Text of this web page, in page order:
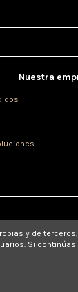
Nuestra
y de
Si